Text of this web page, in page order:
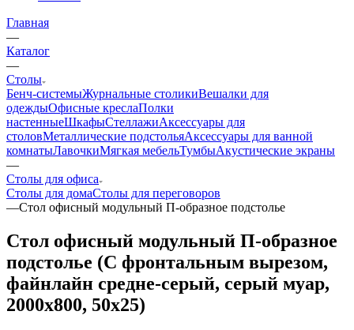
Главная
—
Каталог
—
Столы
Бенч-системыЖурнальные столикиВешалки для
одеждыОфисные креслаПолки
настенныеШкафыСтеллажиАксессуары для
столовМеталлические подстольяАксессуары для ванной
комнатыЛавочкиМягкая мебельТумбыАкустические экраны
—
Столы для офиса
Столы для домаСтолы для переговоров
—Стол офисный модульный П-образное подстолье
Стол офисный модульный П-образное
подстолье (С фронтальным вырезом,
файнлайн средне-серый, серый муар,
2000x800, 50x25)